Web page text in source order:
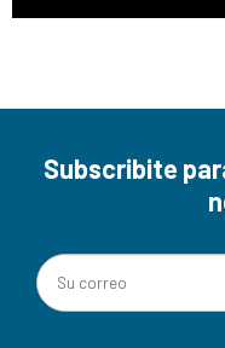
Subscribite